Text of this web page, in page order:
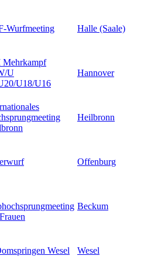
Wurfmeeting Halle (Saale)
U
U18/U16
Hannover
Heilbronn
Offenburg
Beckum
Wesel Wesel